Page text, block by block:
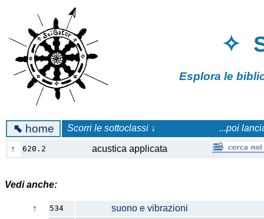
✧
Esplora le
⬉ home Scorri le sottoclassi ↓ ...poi
↑ 620.2 acustica applicata
Vedi anche:
↑ 534
suono e vibrazioni